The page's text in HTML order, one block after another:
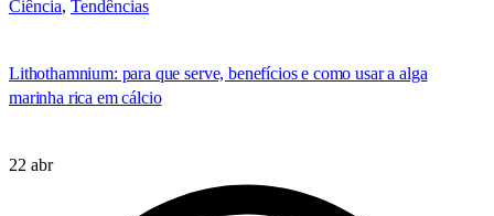
Ciência, Tendências
Lithothamnium: para que serve, benefícios e como usar a alga
marinha rica em cálcio
22 abr